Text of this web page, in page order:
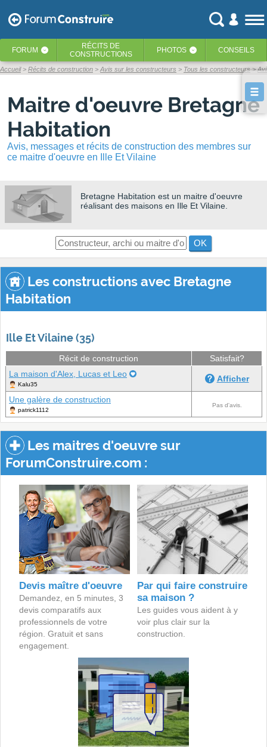
FORUM ‹ RÉCITS DE
CONSTRUCTIONS
PHOTOS ‹ CONSEILS
Accueil Récits de construction Avis sur les constructeurs Tous les constructeurs
Maitre d'oeuvre Bretagne
Habitation
Avis, messages et récits de construction des membres sur
ce maitre d'oeuvre en Ille Et Vilaine
Bretagne Habitation est un maitre d'oeuvre
réalisant des maisons en Ille Et Vilaine.
OK
Les constructions avec Bretagne
Habitation
Ille Et Vilaine (35)
Récit de construction
Satisfait?
La maison d'Alex, Lucas et Leo
Kalu35
Afficher
Une galère de construction
patrick1112
Pas d'avis.
Les maitres d'oeuvre sur
ForumConstruire.com :
Devis maître d'oeuvre
Demandez, en 5 minutes, 3
devis comparatifs aux
professionnels de votre
région. Gratuit et sans
engagement.
Par qui faire construire
sa maison ?
Les guides vous aident à y
voir plus clair sur la
construction.